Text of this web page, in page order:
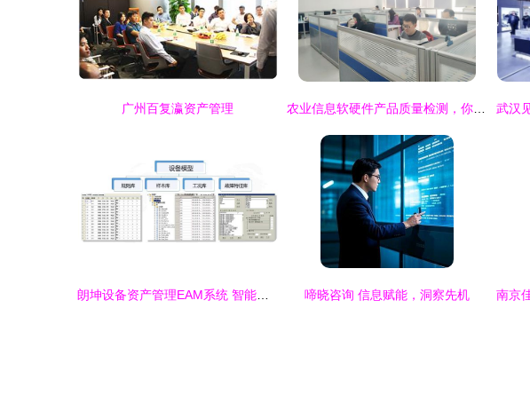
广州百复瀛资产管理
啼晓咨询 信息赋能，洞察先机